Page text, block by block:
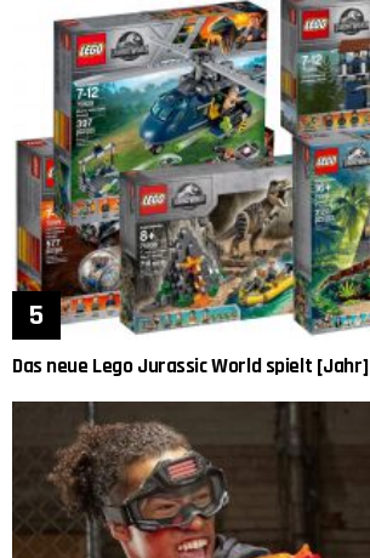
Das neue Lego Jurassic World spielt [Jahr]